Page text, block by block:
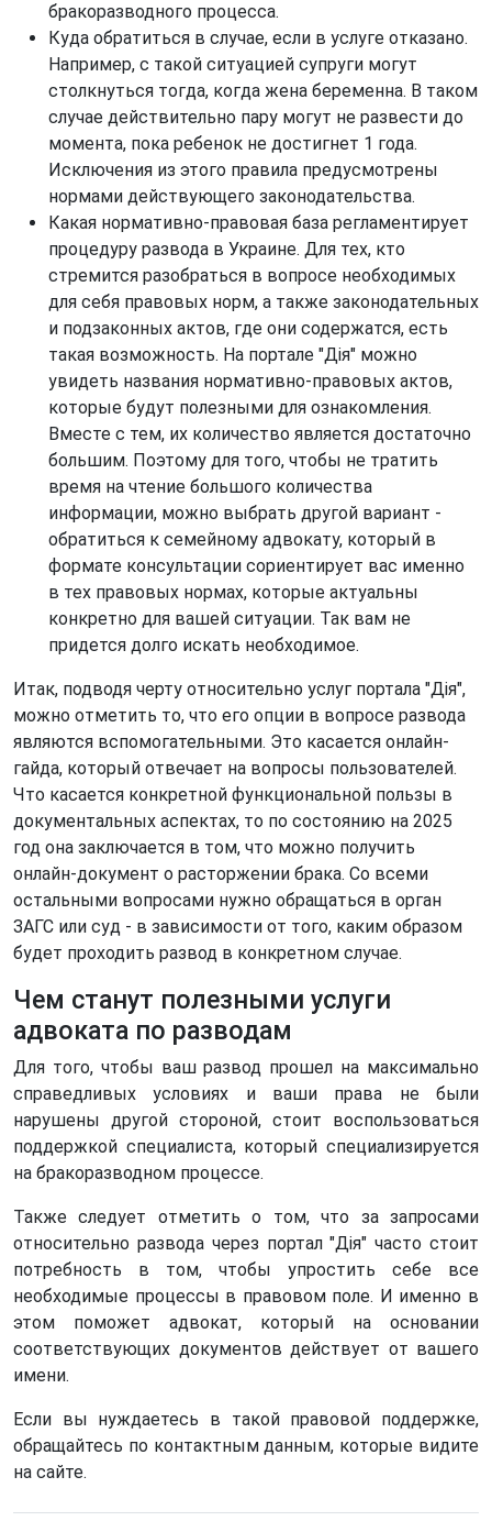
бракоразводного процесса.
Куда обратиться в случае, если в услуге отказано.
Например, с такой ситуацией супруги могут
столкнуться тогда, когда жена беременна. В таком
случае действительно пару могут не развести до
момента, пока ребенок не достигнет 1 года.
Исключения из этого правила предусмотрены
нормами действующего законодательства.
Какая нормативно-правовая база регламентирует
процедуру развода в Украине. Для тех, кто
стремится разобраться в вопросе необходимых
для себя правовых норм, а также законодательных
и подзаконных актов, где они содержатся, есть
такая возможность. На портале "Дія" можно
увидеть названия нормативно-правовых актов,
которые будут полезными для ознакомления.
Вместе с тем, их количество является достаточно
большим. Поэтому для того, чтобы не тратить
время на чтение большого количества
информации, можно выбрать другой вариант -
обратиться к семейному адвокату, который в
формате консультации сориентирует вас именно
в тех правовых нормах, которые актуальны
конкретно для вашей ситуации. Так вам не
придется долго искать необходимое.
Итак, подводя черту относительно услуг портала "Дія",
можно отметить то, что его опции в вопросе развода
являются вспомогательными. Это касается онлайн-
гайда, который отвечает на вопросы пользователей.
Что касается конкретной функциональной пользы в
документальных аспектах, то по состоянию на 2025
год она заключается в том, что можно получить
онлайн-документ о расторжении брака. Со всеми
остальными вопросами нужно обращаться в орган
ЗАГС или суд - в зависимости от того, каким образом
будет проходить развод в конкретном случае.
Чем станут полезными услуги
адвоката по разводам
Для того, чтобы ваш развод прошел на максимально
справедливых условиях и ваши права не были
нарушены другой стороной, стоит воспользоваться
поддержкой специалиста, который специализируется
на бракоразводном процессе.
Также следует отметить о том, что за запросами
относительно развода через портал "Дія" часто стоит
потребность в том, чтобы упростить себе все
необходимые процессы в правовом поле. И именно в
этом поможет адвокат, который на основании
соответствующих документов действует от вашего
имени.
Если вы нуждаетесь в такой правовой поддержке,
обращайтесь по контактным данным, которые видите
на сайте.